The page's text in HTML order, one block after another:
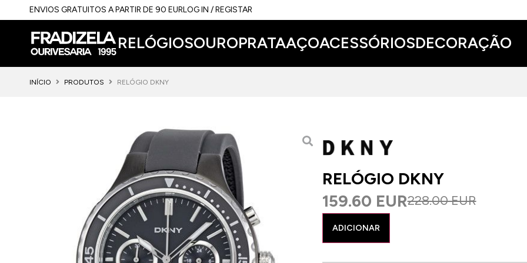
ENVIOS GRATUITOS A PARTIR DE 90 EURLOG IN / REGISTAR
RELÓGIOSOUROPRATAAÇOACESSÓRIOSDECORAÇÃO
INÍCIO PRODUTOS RELÓGIO DKNY
RELÓGIO DKNY
159.60 EUR228.00 EUR
ADICIONAR